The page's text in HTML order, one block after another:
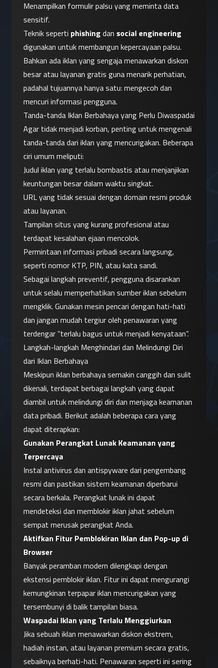
Menampilkan formulir palsu yang meminta data
sensitif.
Teknik seperti phishing dan social engineering
digunakan untuk membangun kepercayaan palsu.
Bahkan ada iklan yang sengaja menawarkan diskon
besar atau layanan gratis guna menarik perhatian,
padahal tujuannya hanya satu: mengecoh dan
mencuri informasi pengguna.
Tanda-tanda Iklan Berbahaya yang Perlu Diwaspadai
Agar tidak menjadi korban, penting untuk mengenali
tanda-tanda dari iklan yang mencurigakan. Beberapa
ciri umum meliputi:
Judul iklan yang terlalu bombastis atau menjanjikan
keuntungan besar dalam waktu singkat.
URL yang tidak sesuai dengan domain resmi produk
atau layanan.
Tampilan situs yang kurang profesional atau
terdapat kesalahan ejaan mencolok.
Permintaan informasi pribadi secara langsung,
seperti nomor KTP, PIN, atau kata sandi.
Sebagai langkah preventif, pengguna disarankan
untuk selalu memperhatikan sumber iklan sebelum
mengklik. Gunakan mesin pencari dengan hati-hati
dan jangan mudah tergiur oleh penawaran yang
terdengar “terlalu bagus untuk menjadi kenyataan”.
Langkah-langkah Menghindari dan Melindungi Diri
dari Iklan Berbahaya
Meskipun iklan berbahaya semakin canggih dan sulit
dikenali, terdapat berbagai langkah yang dapat
diambil untuk melindungi diri dan menjaga keamanan
data pribadi. Berikut adalah beberapa cara yang
dapat diterapkan:
Gunakan Perangkat Lunak Keamanan yang
Terpercaya
Instal antivirus dan antispyware dari pengembang
resmi dan pastikan sistem keamanan diperbarui
secara berkala. Perangkat lunak ini dapat
mendeteksi dan memblokir iklan jahat sebelum
sempat merusak perangkat Anda.
Aktifkan Fitur Pemblokiran Iklan dan Pop-up di
Browser
Banyak peramban modern dilengkapi dengan
ekstensi pemblokir iklan. Fitur ini dapat mengurangi
kemungkinan terpapar iklan mencurigakan yang
tersembunyi di balik tampilan biasa.
Waspadai Iklan yang Terlalu Menggiurkan
Jika sebuah iklan menawarkan diskon ekstrem,
hadiah instan, atau layanan premium secara gratis,
sebaiknya berhati-hati. Penawaran seperti ini sering